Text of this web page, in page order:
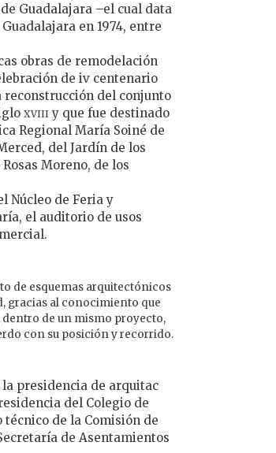
Guadalajara –el cual data
en 1974, entre
obras de remodelación
de iv centenario
reconstrucción del conjunto
xviiiy que fue destinado
Regional María Soiné de
del Jardín de los
Moreno, de los
Núcleo de Feria y
el auditorio de usos
de esquemas arquitectónicos
gracias al conocimiento que
de un mismo proyecto,
con su posición y recorrido.
presidencia de arquitac
del Colegio de
técnico de la Comisión de
de Asentamientos